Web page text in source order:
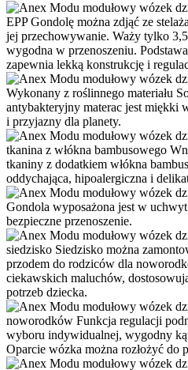
EPPGondolę można zdjąć ze
jej przechowywanie. Waży tylko
wygodna w przenoszeniu.
zapewnia lekką konstrukcję i
Wykonany z roślinnego materiału
antybakteryjny materac jest miękki
i przyjazny dla planety.
tkanina z włókna bambusowego
tkaniny z dodatkiem włókna
oddychająca, hipoalergiczna i
Gondola wyposażona jest w
bezpieczne przenoszenie.
siedzisko Siedzisko można
przodem do rodziców dla
ciekawskich maluchów,
potrzeb dziecka.
noworodków Funkcja regulacji
wyboru indywidualnej, wygodny
Oparcie wózka można rozłożyć do